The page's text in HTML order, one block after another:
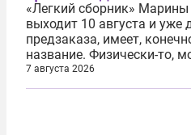
«Легкий сборник»
выходит 10 августа и уже
предзаказа, имеет,
название. Физически-то,
относительно. Но
безотносительно
7 августа 2026